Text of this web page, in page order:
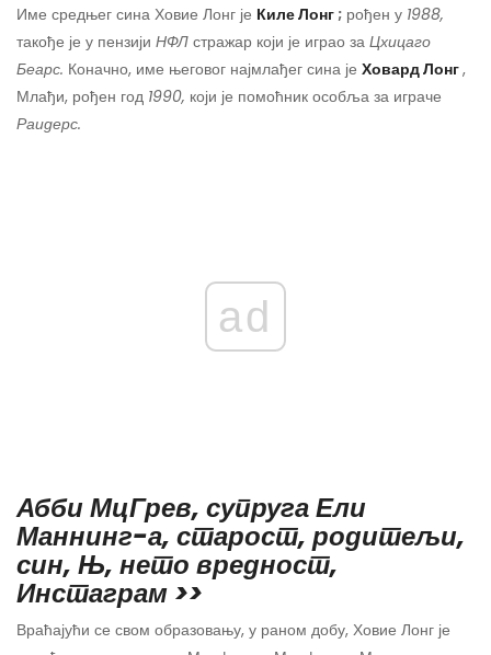
Име средњег сина Ховие Лонг је Киле Лонг; рођен у 1988,
такође је у пензији НФЛ стражар који је играо за Цхицаго
Беарс. Коначно, име његовог најмлађег сина је Ховард Лонг,
Млађи, рођен год 1990, који је помоћник особља за играче
Раидерс.
ad
Абби МцГрев, супруга Ели
Маннинг-а, старост, родитељи,
син, Њ, нето вредност,
Инстаграм >>
Враћајући се свом образовању, у раном добу, Ховие Лонг је